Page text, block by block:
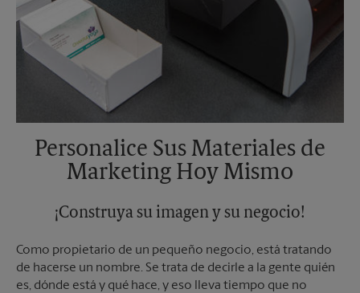
Personalice Sus Materiales de
Marketing Hoy Mismo
¡Construya su imagen y su negocio!
Como propietario de un pequeño negocio, está tratando
de hacerse un nombre. Se trata de decirle a la gente quién
es, dónde está y qué hace, y eso lleva tiempo que no